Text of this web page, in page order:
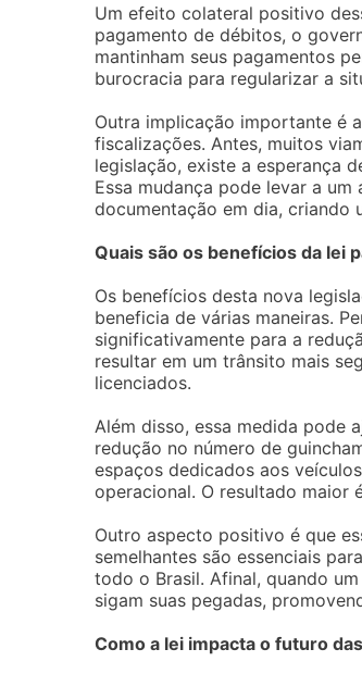
Um efeito colateral positivo
pagamento de débitos, o
mantinham seus pagamentos
burocracia para regularizar a
Outra implicação importante é
fiscalizações. Antes, muitos
legislação, existe a esperança
Essa mudança pode levar a
documentação em dia, criando
Quais são os benefícios da lei
Os benefícios desta nova
beneficia de várias maneiras.
significativamente para a
resultar em um trânsito mais
licenciados.
Além disso, essa medida pode
redução no número de
espaços dedicados aos
operacional. O resultado maior
Outro aspecto positivo é que
semelhantes são essenciais
todo o Brasil. Afinal, quando
sigam suas pegadas,
Como a lei impacta o futuro